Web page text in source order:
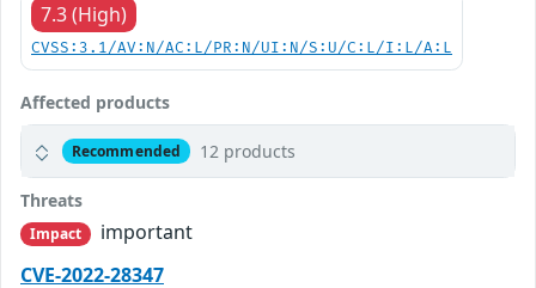
7.3 (High)
CVSS:3.1/AV:N/AC:L/PR:N/UI:N/S:U/C:L/I:L/A:L
Affected products
Recommended 12 products
Threats
Impact
important
CVE-2022-28347